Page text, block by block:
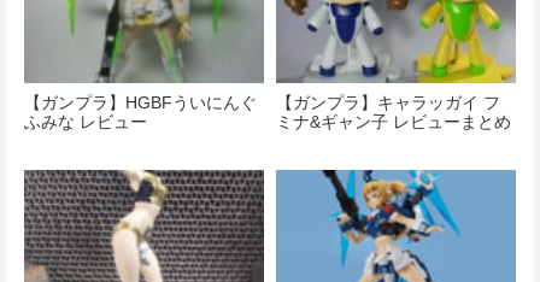
【ガンプラ】HGBFういにんぐ
ふみな レビュー
【ガンプラ】キャラッガイ フ
ミナ&ギャン子 レビューまとめ